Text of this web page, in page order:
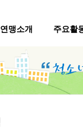
연맹소개 주요활